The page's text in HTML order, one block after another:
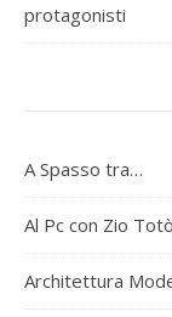
protagonisti
A Spasso tra…
Al Pc con Zio Totò
Architettura